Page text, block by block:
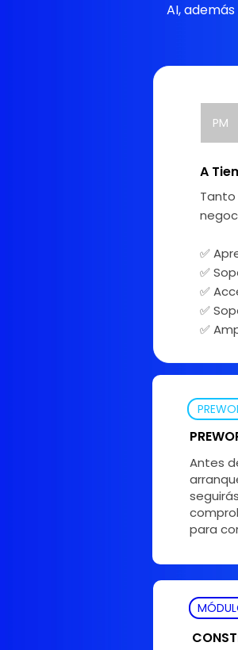
AI,
PM
A
✅
✅
✅
✅
✅
Antes
para